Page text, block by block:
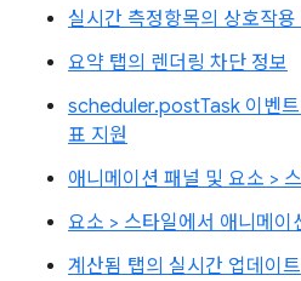
실시간 측정항목의 상호작용
요약 탭의 렌더링 차단 정보
scheduler.postTask 이벤트
표 지원
애니메이션 패널 및 요소 >
요소 > 스타일에서 애니메이
계산됨 탭의 실시간 업데이트